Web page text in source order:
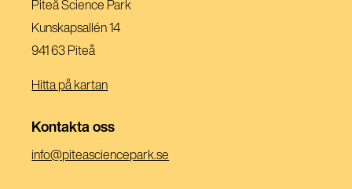
Piteå Science Park
Kunskapsallén 14
941 63 Piteå
Hitta på kartan
Kontakta oss
info@piteasciencepark.se